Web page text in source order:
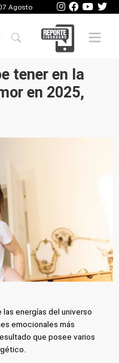
Agosto
Mobile
tener en la
en 2025,
las energías del universo
emocionales más
que posee varios